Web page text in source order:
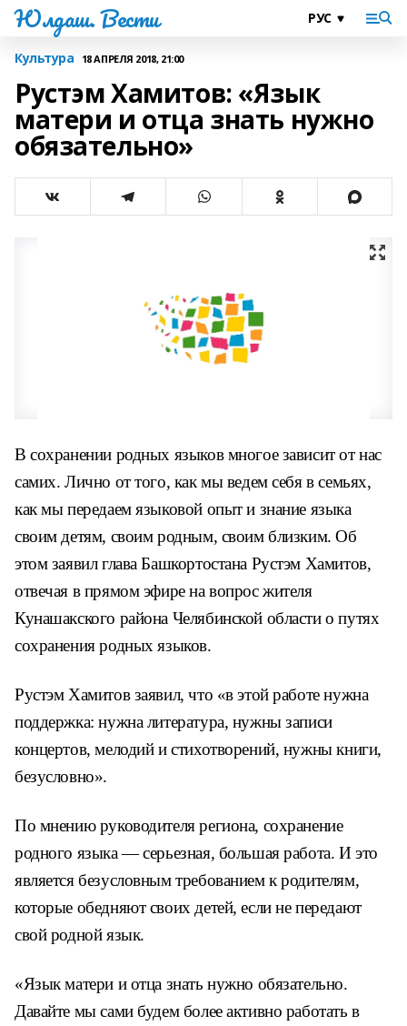
Юлдаш. Вести
Культура 18 АПРЕЛЯ 2018, 21:00
Рустэм Хамитов: «Язык
матери и отца знать нужно
обязательно»
В сохранении родных языков многое зависит от нас
самих. Лично от того, как мы ведем себя в семьях,
как мы передаем языковой опыт и знание языка
своим детям, своим родным, своим близким. Об
этом заявил глава Башкортостана Рустэм Хамитов,
отвечая в прямом эфире на вопрос жителя
Кунашакского района Челябинской области о путях
сохранения родных языков.
Рустэм Хамитов заявил, что «в этой работе нужна
поддержка: нужна литература, нужны записи
концертов, мелодий и стихотворений, нужны книги,
безусловно».
По мнению руководителя региона, сохранение
родного языка — серьезная, большая работа. И это
является безусловным требованием к родителям,
которые обедняют своих детей, если не передают
свой родной язык.
«Язык матери и отца знать нужно обязательно.
Давайте мы сами будем более активно работать в